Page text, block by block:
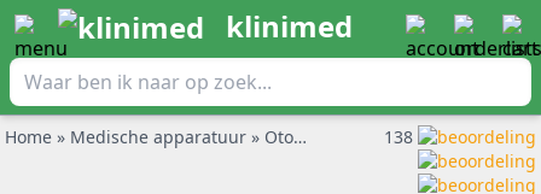
klinimed
Home » Medische apparatuur » Otoscoop Heine Diagnostische
138